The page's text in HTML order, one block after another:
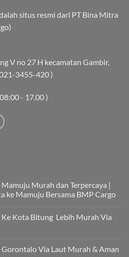
situs resmi dari PT Bina Mitra
V no 27 H kecamatan Gambir,
3455-420 )
- 17.00 )
Murah dan Terpercaya |
ke Mamuju Bersama BMP Cargo
Ke Kota Bitung Lebih Murah Via
Gorontalo Via Laut Murah & Aman